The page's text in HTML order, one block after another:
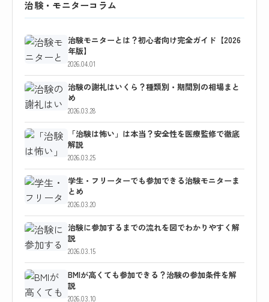
治験・モニターコラム
治験モニターとは？初心者向け完全ガイド【2026
年版】
2026.04.01
治験の謝礼はいくら？種類別・期間別の相場まと
め
2026.03.28
「治験は怖い」は本当？安全性を医療監修で徹底
解説
2026.03.25
学生・フリーターでも参加できる治験モニターま
とめ
2026.03.20
治験に参加するまでの流れを図でわかりやすく解
説
2026.03.15
BMIが高くても参加できる？治験の参加条件を解
説
2026.03.10